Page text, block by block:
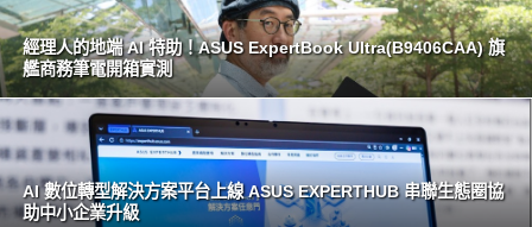
經理人的地端 AI 特助！ASUS ExpertBook Ultra(B9406CAA) 旗
艦商務筆電開箱實測
AI 數位轉型解決方案平台上線 ASUS EXPERTHUB 串聯生態圈協
助中小企業升級